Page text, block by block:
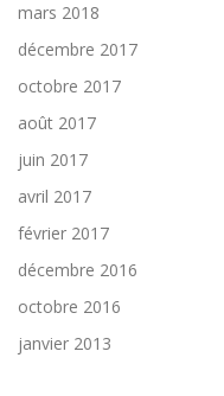
mars 2018
décembre 2017
octobre 2017
août 2017
juin 2017
avril 2017
février 2017
décembre 2016
octobre 2016
janvier 2013